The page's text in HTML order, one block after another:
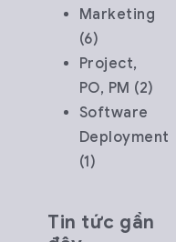
Marketing
(6)
Project,
PO, PM (2)
Software
Deployment
(1)
Tin tức gần